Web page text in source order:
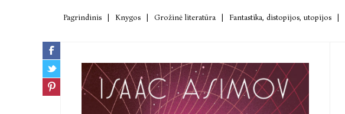
Pagrindinis Knygos Grožinė literatūra Fantastika, distopijos, utopijos